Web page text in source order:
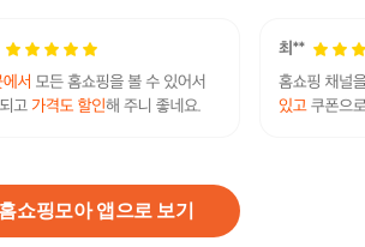
홈쇼핑모아 앱으로 보기
라이트차단필름 삼성 노트북 플러스2 블루라